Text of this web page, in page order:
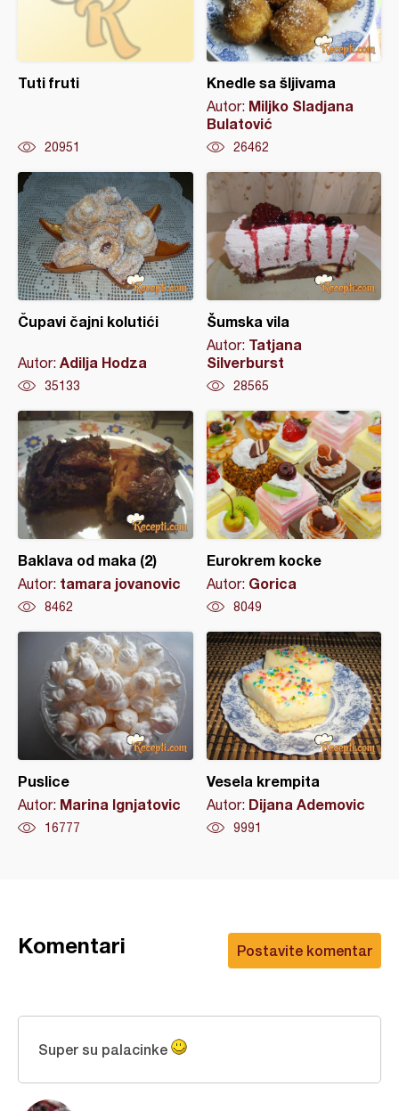
Tuti fruti
20951
Knedle sa šljivama
Autor: Miljko Sladjana
Bulatović
26462
Čupavi čajni kolutići
Autor: Adilja Hodza
35133
Šumska vila
Autor: Tatjana
Silverburst
28565
Baklava od maka (2)
Autor: tamara jovanovic
8462
Eurokrem kocke
Autor: Gorica
8049
Puslice
Autor: Marina Ignjatovic
16777
Vesela krempita
Autor: Dijana Ademovic
9991
Postavite komentar
Komentari
Super su palacinke